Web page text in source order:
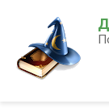
контенту